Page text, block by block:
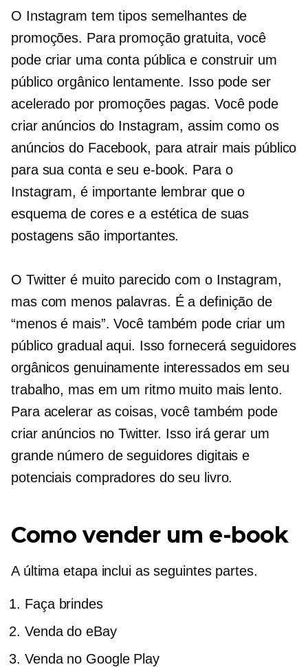
O Instagram tem tipos semelhantes de
promoções. Para promoção gratuita, você
pode criar uma conta pública e construir um
público orgânico lentamente. Isso pode ser
acelerado por promoções pagas. Você pode
criar anúncios do Instagram, assim como os
anúncios do Facebook, para atrair mais público
para sua conta e seu e-book. Para o
Instagram, é importante lembrar que o
esquema de cores e a estética de suas
postagens são importantes.
O Twitter é muito parecido com o Instagram,
mas com menos palavras. É a definição de
“menos é mais”. Você também pode criar um
público gradual aqui. Isso fornecerá seguidores
orgânicos genuinamente interessados ​​em seu
trabalho, mas em um ritmo muito mais lento.
Para acelerar as coisas, você também pode
criar anúncios no Twitter. Isso irá gerar um
grande número de seguidores digitais e
potenciais compradores do seu livro.
Como vender um e-book
A última etapa inclui as seguintes partes.
Faça brindes
Venda do eBay
Venda no Google Play